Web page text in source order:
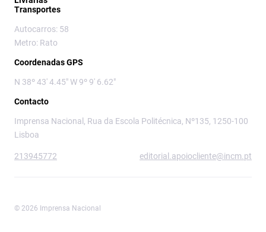
Transportes
Autocarros: 58
Metro: Rato
Coordenadas GPS
N 38º 43' 4.45" W 9º 9' 6.62"
Contacto
Imprensa Nacional, Rua da Escola Politécnica, Nº135, 1250-100
Lisboa
213945772 editorial.apoiocliente@incm.pt
© 2026 Imprensa Nacional